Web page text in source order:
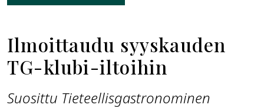
Ilmoittaudu syyskauden
TG-klubi-iltoihin
Suosittu Tieteellisgastronominen